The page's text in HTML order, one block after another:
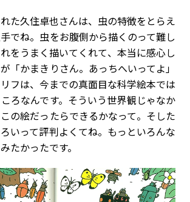
た久住卓也さんは、虫の特徴をとらえ
でね。虫をお腹側から描くのって難し
をうまく描いてくれて、本当に感心し
「かまきりさん。あっちへいってよ」
フは、今までの真面目な科学絵本では
ろなんです。そういう世界観じゃなか
の絵だったらできるかなって。そした
いって評判よくてね。もっといろんな
たかったです。